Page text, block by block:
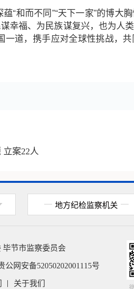
“和而不同”“天下一家”的博大
幸福、为民族谋复兴，也为人
道，携手应对全球性挑战，
案22人
地方纪检监察机关
毕节市监察委员会
公网安备52050202001115号
关于我们